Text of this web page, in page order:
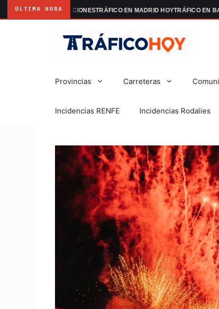
ÚLTIMA HORA
MANIFESTACIONESTRÁFICO EN MADRID HOYTRÁFICO EN
Provincias Carreteras
Incidencias RENFE Incidencias Rodalies